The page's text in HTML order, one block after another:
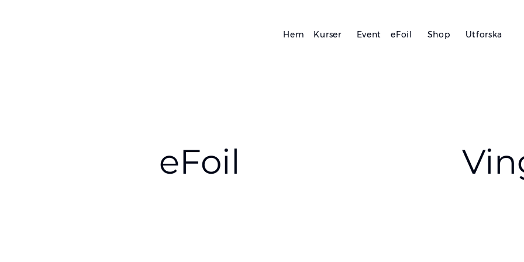
Hem Kurser Event eFoil Shop Utforska
eFoil